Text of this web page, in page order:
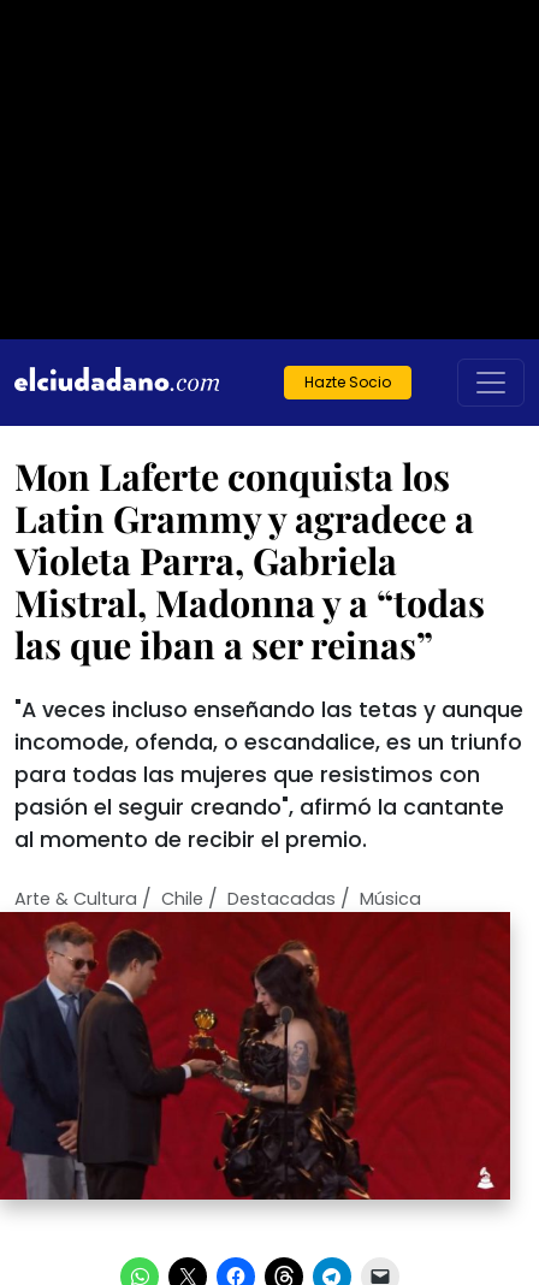
Hazte Socio
Mon Laferte conquista los
Latin Grammy y agradece a
Violeta Parra, Gabriela
Mistral, Madonna y a “todas
las que iban a ser reinas”
"A veces incluso enseñando las tetas y aunque
incomode, ofenda, o escandalice, es un triunfo
para todas las mujeres que resistimos con
pasión el seguir creando", afirmó la cantante
al momento de recibir el premio.
Arte & Cultura / Chile / Destacadas / Música